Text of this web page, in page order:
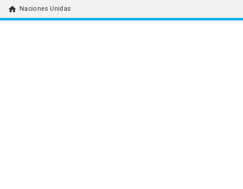
home Naciones Unidas